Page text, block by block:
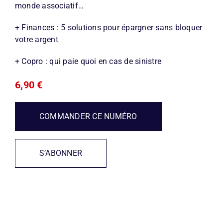
monde associatif…
+ Finances : 5 solutions pour épargner sans bloquer
votre argent
+ Copro : qui paie quoi en cas de sinistre
6,90€
COMMANDER CE NUMÉRO
S’ABONNER